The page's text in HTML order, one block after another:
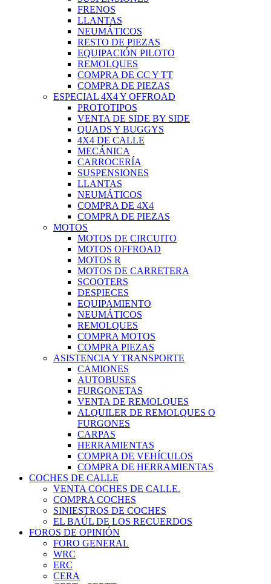
FRENOS
LLANTAS
NEUMÁTICOS
RESTO DE PIEZAS
EQUIPACIÓN PILOTO
REMOLQUES
COMPRA DE CC Y TT
COMPRA DE PIEZAS
ESPECIAL 4X4 Y OFFROAD
PROTOTIPOS
VENTA DE SIDE BY SIDE
QUADS Y BUGGYS
4X4 DE CALLE
MECÁNICA
CARROCERÍA
SUSPENSIONES
LLANTAS
NEUMÁTICOS
COMPRA DE 4X4
COMPRA DE PIEZAS
MOTOS
MOTOS DE CIRCUITO
MOTOS OFFROAD
MOTOS R
MOTOS DE CARRETERA
SCOOTERS
DESPIECES
EQUIPAMIENTO
NEUMÁTICOS
REMOLQUES
COMPRA MOTOS
COMPRA PIEZAS
ASISTENCIA Y TRANSPORTE
CAMIONES
AUTOBUSES
FURGONETAS
VENTA DE REMOLQUES
ALQUILER DE REMOLQUES O
FURGONES
CARPAS
HERRAMIENTAS
COMPRA DE VEHÍCULOS
COMPRA DE HERRAMIENTAS
COCHES DE CALLE
VENTA COCHES DE CALLE.
COMPRA COCHES
SINIESTROS DE COCHES
EL BAÚL DE LOS RECUERDOS
FOROS DE OPINIÓN
FORO GENERAL
WRC
ERC
CERA